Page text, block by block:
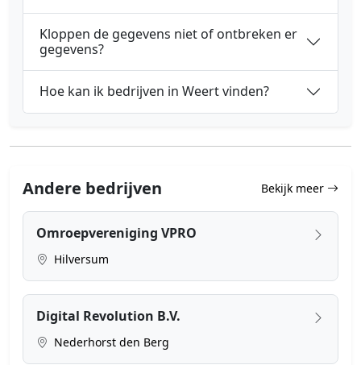
Kloppen de gegevens niet of ontbreken er
gegevens?
Hoe kan ik bedrijven in Weert vinden?
Andere bedrijven Bekijk meer
Omroepvereniging VPRO
Hilversum
Digital Revolution B.V.
Nederhorst den Berg